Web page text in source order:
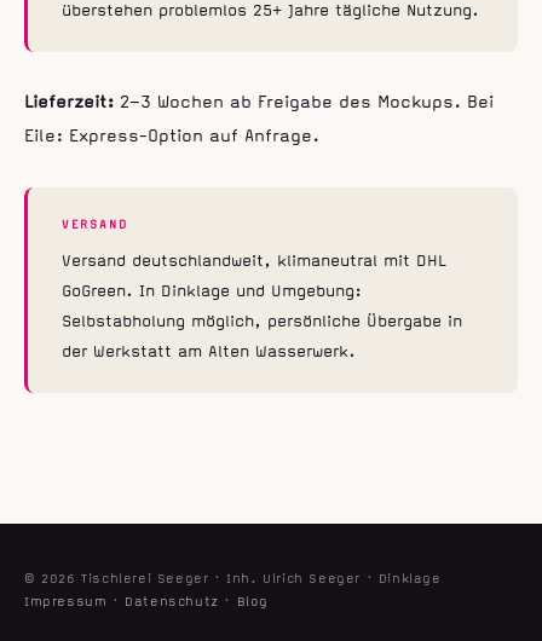
überstehen problemlos 25+ Jahre tägliche Nutzung.
Lieferzeit: 2–3 Wochen ab Freigabe des Mockups. Bei
Eile: Express-Option auf Anfrage.
VERSAND
Versand deutschlandweit, klimaneutral mit DHL
GoGreen. In Dinklage und Umgebung:
Selbstabholung möglich, persönliche Übergabe in
der Werkstatt am Alten Wasserwerk.
© 2026 Tischlerei Seeger · Inh. Ulrich Seeger · Dinklage
Impressum · Datenschutz · Blog